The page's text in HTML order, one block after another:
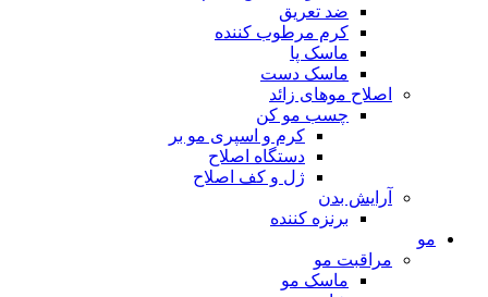
ضد تعریق
کرم مرطوب کننده
ماسک پا
ماسک دست
اصلاح موهای زائد
چسب مو کن
کرم و اسپری مو بر
دستگاه اصلاح
ژل و کف اصلاح
آرایش بدن
برنزه کننده
مو
مراقبت مو
ماسک مو